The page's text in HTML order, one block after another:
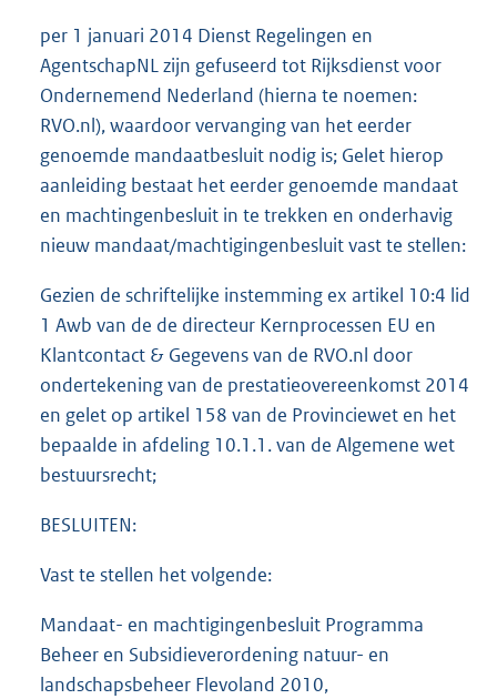
per 1 januari 2014 Dienst Regelingen en
AgentschapNL zijn gefuseerd tot Rijksdienst voor
Ondernemend Nederland (hierna te noemen:
RVO.nl), waardoor vervanging van het eerder
genoemde mandaatbesluit nodig is; Gelet hierop
aanleiding bestaat het eerder genoemde mandaat
en machtingenbesluit in te trekken en onderhavig
nieuw mandaat/machtigingenbesluit vast te stellen:
Gezien de schriftelijke instemming ex artikel 10:4 lid
1 Awb van de de directeur Kernprocessen EU en
Klantcontact & Gegevens van de RVO.nl door
ondertekening van de prestatieovereenkomst 2014
en gelet op artikel 158 van de Provinciewet en het
bepaalde in afdeling 10.1.1. van de Algemene wet
bestuursrecht;
BESLUITEN:
Vast te stellen het volgende:
Mandaat- en machtigingenbesluit Programma
Beheer en Subsidieverordening natuur- en
landschapsbeheer Flevoland 2010,